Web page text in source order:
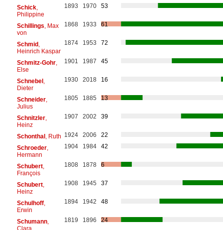
Schick,
Philippine
1893 1970 53
Schillings , Max
von
1868 1933 61
Schmid,
Heinrich Kaspar
1874 1953 72
Schmitz-Gohr,
Else
1901 1987 45
Schnebel,
Dieter
1930 2018 16
Schneider,
Julius
1805 1885 13
Schnitzler,
Heinz
1907 2002 39
Schonthal, Ruth 1924 2006
22
Schroeder,
Hermann
1904 1984 42
Schubert,
François
1808 1878 6
Schubert,
Heinz
1908 1945 37
Schulhoff,
Erwin
1894 1942 48
Schumann,
Clara
1819 1896 24